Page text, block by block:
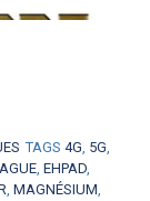
TAGS 4G, 5G,
, EHPAD,
, MAGNÉSIUM,